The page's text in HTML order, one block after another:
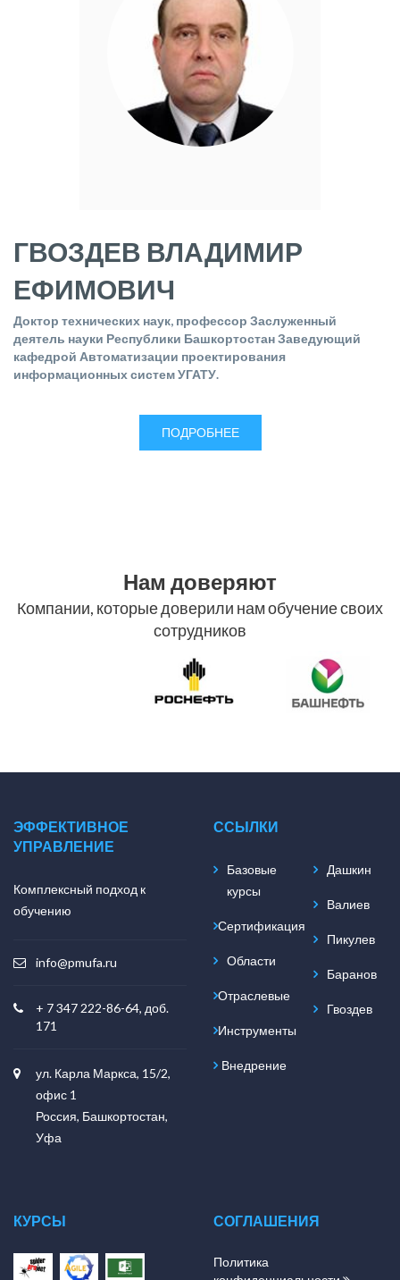
ГВОЗДЕВ ВЛАДИМИР
ЕФИМОВИЧ
Доктор технических наук, профессор Заслуженный
деятель науки Республики Башкортостан Заведующий
кафедрой Автоматизации проектирования
информационных систем УГАТУ.
ПОДРОБНЕЕ
Нам доверяют
Компании, которые доверили нам обучение своих
сотрудников
ЭФФЕКТИВНОЕ
УПРАВЛЕНИЕ
Комплексный подход к
обучению
info@pmufa.ru
+ 7 347 222-86-64, доб.
171
ул. Карла Маркса, 15/2,
офис 1
Россия, Башкортостан,
Уфа
ССЫЛКИ
Базовые
курсы
Сертификация
Области
Отраслевые
Инструменты
Внедрение
Дашкин
Валиев
Пикулев
Баранов
Гвоздев
КУРСЫ СОГЛАШЕНИЯ
Политика